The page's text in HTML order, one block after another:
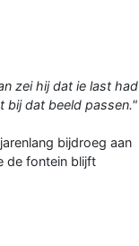
zei hij dat ie last had
bij dat beeld passen."
bijdroeg aan
de fontein blijft